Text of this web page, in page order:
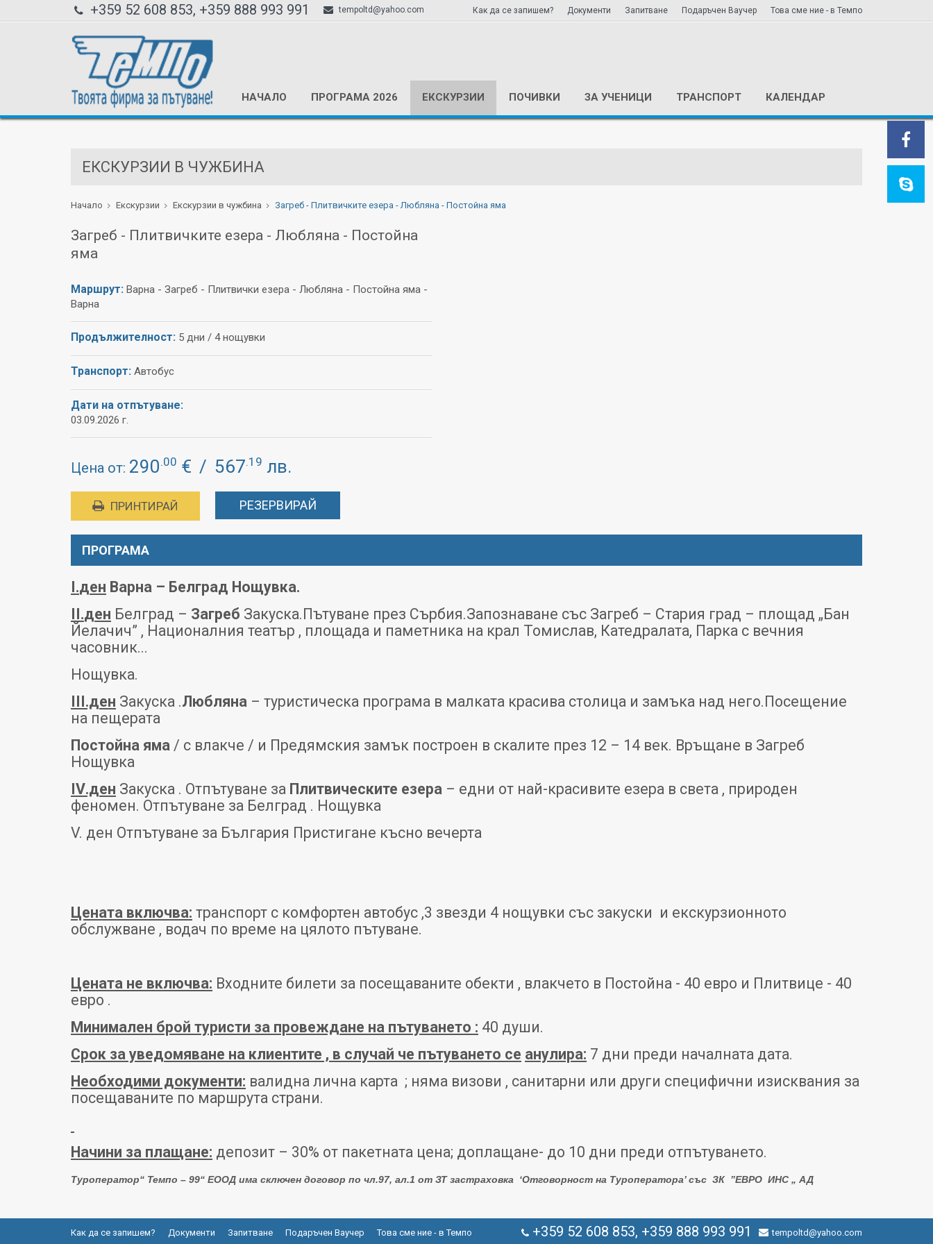
Как да се запишем? Документи Запитване Подаръчен Ваучер Това сме ние - в Темпо
+359 52 608 853, +359 888 993 991 tempoltd@yahoo.com
НАЧАЛО ПРОГРАМА 2026 ЕКСКУРЗИИ ПОЧИВКИ ЗА УЧЕНИЦИ ТРАНСПОРТ КАЛЕНДАР
ЕКСКУРЗИИ В ЧУЖБИНА
Начало Екскурзии Екскурзии в чужбина Загреб - Плитвичките езера - Любляна - Постойна яма
Загреб - Плитвичките езера - Любляна - Постойна
яма
Маршрут: Варна - Загреб - Плитвички езера - Любляна - Постойна яма -
Варна
Продължителност: 5 дни / 4 нощувки
Транспорт: Автобус
Дати на отпътуване:
03.09.2026 г.
Цена от: 290.00 € / 567.19 лв.
ПРИНТИРАЙ РЕЗЕРВИРАЙ
ПРОГРАМА
I.ден Варна – Белград Нощувка.
II.ден Белград – Загреб Закуска.Пътуване през Сърбия.Запознаване със Загреб – Стария град – площад „Бан
Йелачич” , Националния театър , площада и паметника на крал Томислав, Катедралата, Парка с вечния
часовник...
Нощувка.
III.ден Закуска .Любляна – туристическа програма в малката красива столица и замъка над него.Посещение
на пещерата
Постойна яма / с влакче / и Предямския замък построен в скалите през 12 – 14 век. Връщане в Загреб
Нощувка
IV.ден Закуска . Отпътуване за Плитвическите езера – едни от най-красивите езера в света , природен
феномен. Отпътуване за Белград . Нощувка
V. ден Отпътуване за България Пристигане късно вечерта
Цената включва: транспорт с комфортен автобус ,3 звезди 4 нощувки със закуски и екскурзионното
обслужване , водач по време на цялото пътуване.
Цената не включва: Входните билети за посещаваните обекти , влакчето в Постойна - 40 евро и Плитвице - 40
евро .
Минимален брой туристи за провеждане на пътуването : 40 души.
Срок за уведомяване на клиентите , в случай че пътуването се анулира: 7 дни преди началната дата.
Необходими документи: валидна лична карта ; няма визови , санитарни или други специфични изисквания за
посещаваните по маршрута страни.
Начини за плащане: депозит – 30% от пакетната цена; доплащане- до 10 дни преди отпътуването.
Туроператор“ Темпо – 99“ ЕООД има сключен договор по чл.97, ал.1 от ЗТзастраховка ‘Отговорност на Туроператора’ със ЗК ”ЕВРО ИНС „ АД
Как да се запишем? Документи Запитване Подаръчен Ваучер Това сме ние - в Темпо +359 52 608 853, +359 888 993 991 tempoltd@yahoo.com